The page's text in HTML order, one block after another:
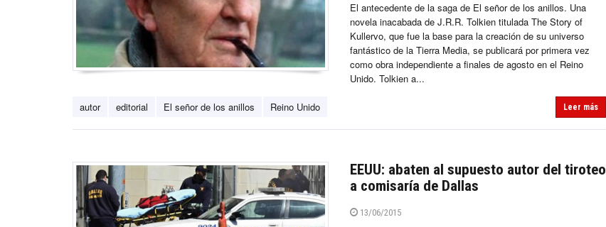
El antecedente de la saga de El señor de los anillos. Una
novela inacabada de J.R.R. Tolkien titulada The Story of
Kullervo, que fue la base para la creación de su universo
fantástico de la Tierra Media, se publicará por primera vez
como obra independiente a finales de agosto en el Reino
Unido. Tolkien a...
autor editorial El señor de los anillos Reino Unido Leer más
EEUU: abaten al supuesto autor del tiroteo
a comisaría de Dallas
13/06/2015